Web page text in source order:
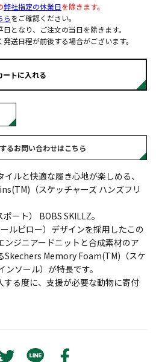
弊社指定の休業日を除きます。
らをご確認ください。
となり、ご注文の当日を除きます。
送日程が前後する場合がございます。
ートに入れる
るお問い合わせはこちら
ルと快適な履き心地が楽しめる、
（スケッチャーズ ハンズフリ
ート） BOBS SKILLZ。
ルピロー）デザインを採用したこの
ンジニアードニットと合成素材のア
Skechers Memory Foam(TM)（スケ
ソール）が特長です。
る度に、支援が必要な動物に寄付